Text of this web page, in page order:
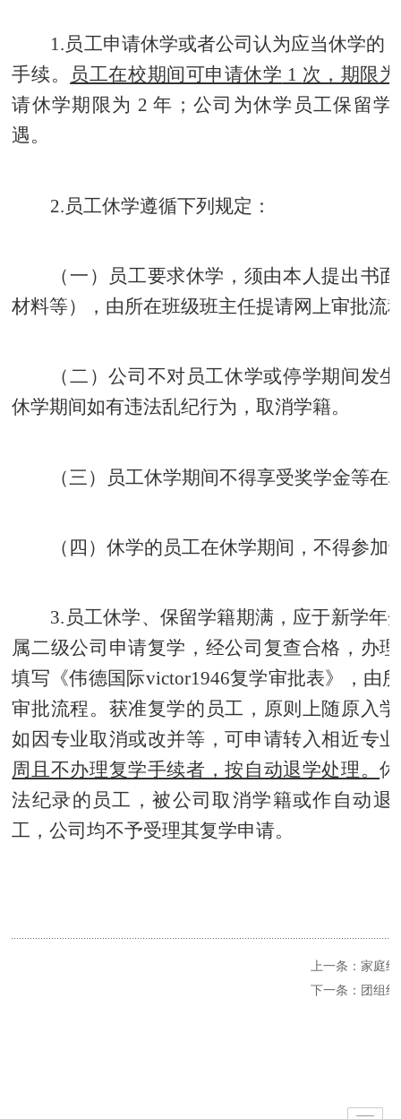
1. 员工申请休学或者公司认为应当休学的
手续。
员工在校期间可申请休学 1 次，期限为
请休学期限为 2年；公司为休学员工保留学
遇。
2. 员工休学遵循下列规定：
（一）员工要求休学，须由本人提出书
材料等），由所在班级班主任提请网上审批流
（二）公司不对员工休学或停学期间发
休学期间如有违法乱纪行为，取消学籍。
（三）员工休学期间不得享受奖学金等在
（四）休学的员工在休学期间，不得参加
3. 员工休学、保留学籍期满，应于新学年
属二级公司申请复学，经公司复查合格，办
填写《伟德国际victor1946复学审批表》，由
审批流程。获准复学的员工，原则上随原入
如因专业取消或改并等，可申请转入相近专
周且不办理复学手续者，按自动退学处理。
法纪录的员工，被公司取消学籍或作自动退
工，公司均不予受理其复学申请。
上一条：家庭
下一条：团组